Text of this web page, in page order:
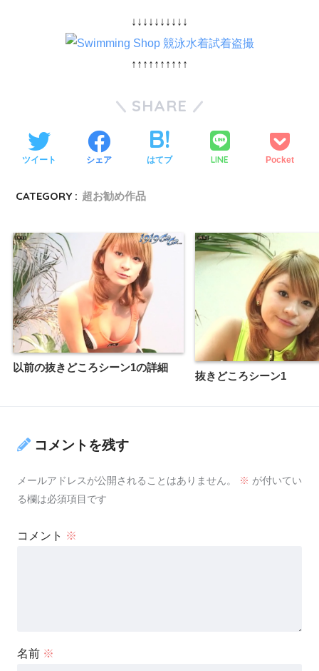
↓↓↓↓↓↓↓↓↓↓
↑↑↑↑↑↑↑↑↑↑
SHARE
ツイート シェア はてブ LINE Pocket
CATEGORY : 超お勧め作品
以前の抜きどころシーン1の詳細
抜きどころシーン1
コメントを残す
メールアドレスが公開されることはありません。 ※ が付いてい
る欄は必須項目です
コメント ※
名前 ※